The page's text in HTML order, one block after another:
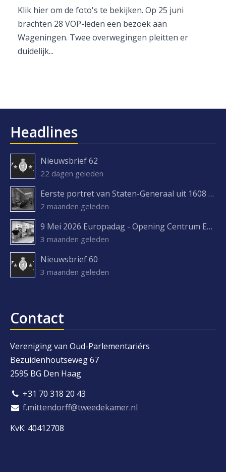
Klik hier om de foto's te bekijken. Op 25 juni
brachten 28 VOP-leden een bezoek aan
Wageningen. Twee overwegingen pleitten er
duidelijk...
Headlines
Nieuwsbrief 62
22 dagen geleden
Eerste portret van Staten-Generaal uit 1608 ontdekt
2 maanden geleden
9 Mei 2026 Europadag - Opening Centrum Europa Experience
3 maanden geleden
Nieuwsbrief 60
3 maanden geleden
Contact
Vereniging van Oud-Parlementariërs
Bezuidenhoutseweg 67
2595 BG Den Haag
+31 70 318 20 43
f.mittendorff@tweedekamer.nl
KvK: 40412708